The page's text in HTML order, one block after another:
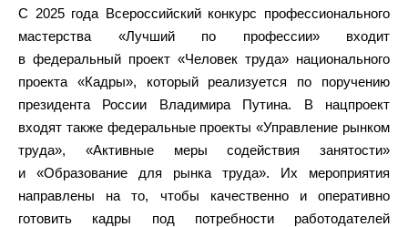
С 2025 года Всероссийский конкурс профессионального
мастерства «Лучший по профессии» входит
в федеральный проект «Человек труда» национального
проекта «Кадры», который реализуется по поручению
президента России Владимира Путина. В нацпроект
входят также федеральные проекты «Управление рынком
труда», «Активные меры содействия занятости»
и «Образование для рынка труда». Их мероприятия
направлены на то, чтобы качественно и оперативно
готовить кадры под потребности работодателей